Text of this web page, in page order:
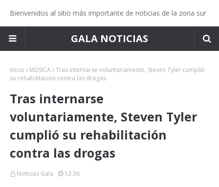
Bienvenidos al sitio más importante de noticias de la zona sur
GALA NOTICIAS
Inicio MÚSICA Tras internarse voluntariamente, Steven Tyler cumplió
su rehabilitación contra las drogas
Tras internarse
voluntariamente, Steven Tyler
cumplió su rehabilitación
contra las drogas
Noticias Gala 12:36